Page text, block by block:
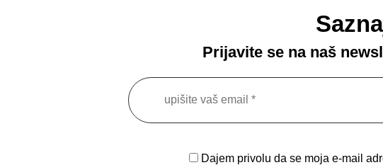
Prijavite se na naš
Dajem privolu da se moja e-mail